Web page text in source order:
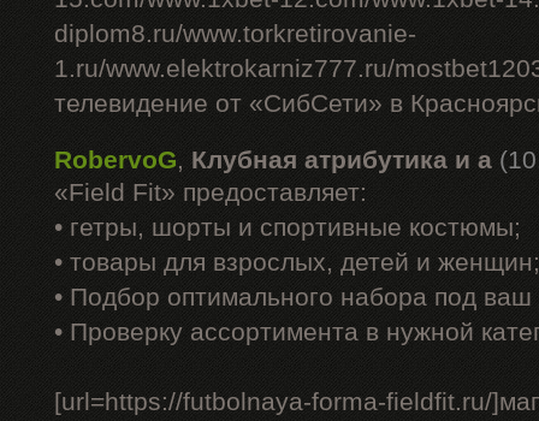
diplom8.ru/www.torkretirovanie-
1.ru/www.elektrokarniz777.ru/
телевидение от «СибСети» в
RobervoG, Клубная атрибутика и а
«Field Fit» предоставляет:
• гетры, шорты и спортивные костюмы;
• товары для взрослых, детей и женщин;
• Подбор оптимального набора под
• Проверку ассортимента в нужной
[url=https://futbolnaya-forma-fieldfit.ru/